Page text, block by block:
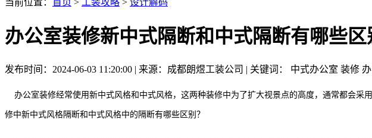
当前位置： 首页 > 工装攻略 > 设计解码
办公室装修新中式隔断和中式隔断有哪些区
发布时间：2024-06-03 11:20:00 | 来源：成都朗煜工装公司 | 关键词： 中式办公室 装修
办公室装修经常使用新中式风格和中式风格，这两种装修中为了扩大视景点的高度，通常都会采
修中新中式风格隔断和中式风格中的隔断有哪些区别？